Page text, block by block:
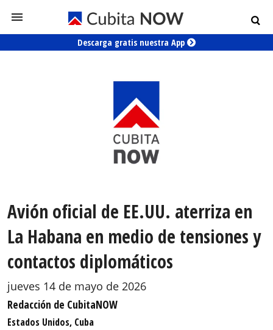
Descarga gratis nuestra App
Avión oficial de EE.UU. aterriza en
La Habana en medio de tensiones y
contactos diplomáticos
jueves 14 de mayo de 2026
Redacción de CubitaNOW
Estados Unidos, Cuba